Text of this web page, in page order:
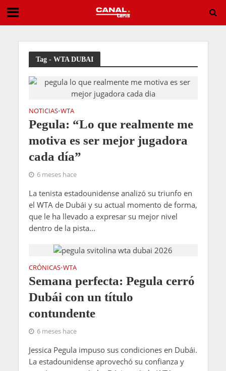
Alexandrova vuelve a ser la pesadilla de Sabalenka y la deja fuera de Toronto
Tag - WTA DUBAI
NOTICIAS•WTA
Pegula: “Lo que realmente me
motiva es ser mejor jugadora
cada día”
6 meses hace
La tenista estadounidense analizó su triunfo en
el WTA de Dubái y su actual momento de forma,
que le ha llevado a expresar su mejor nivel
dentro de la pista...
CRÓNICAS•WTA
Semana perfecta: Pegula cerró
Dubái con un título
contundente
6 meses hace
Jessica Pegula impuso sus condiciones en Dubái.
La estadounidense aprovechó su confianza y